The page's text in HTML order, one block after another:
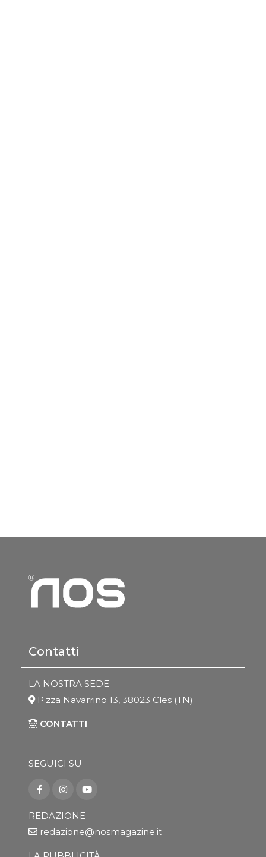
Contatti
LA NOSTRA SEDE
P.zza Navarrino 13, 38023 Cles (TN)
CONTATTI
SEGUICI SU
REDAZIONE
redazione@nosmagazine.it